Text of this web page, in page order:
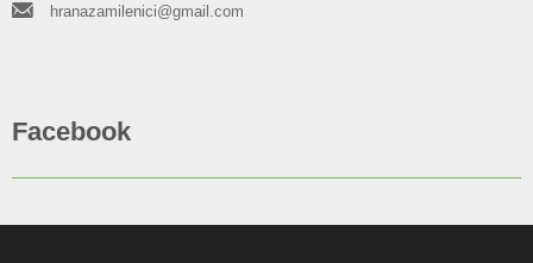
hranazamilenici@gmail.com
Facebook